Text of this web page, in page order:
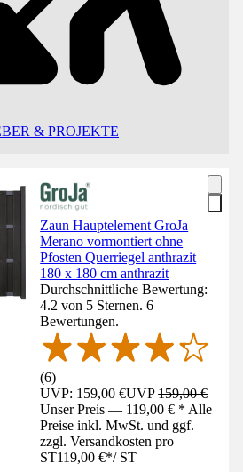
& PROJEKTE
Zaun Hauptelement GroJa
Merano vormontiert ohne
Pfosten Querriegel anthrazit
180 x 180 cm anthrazit
Durchschnittliche Bewertung:
4.2 von 5 Sternen. 6
Bewertungen.
(6)
UVP: 159,00 €UVP159,00 €
Unser Preis — 119,00 € * Alle
Preise inkl. MwSt. und ggf.
zzgl. Versandkosten pro
ST119,00 €*/ ST